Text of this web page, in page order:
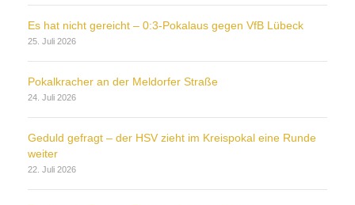
Es hat nicht gereicht – 0:3-Pokalaus gegen VfB Lübeck
25. Juli 2026
Pokalkracher an der Meldorfer Straße
24. Juli 2026
Geduld gefragt – der HSV zieht im Kreispokal eine Runde
weiter
22. Juli 2026